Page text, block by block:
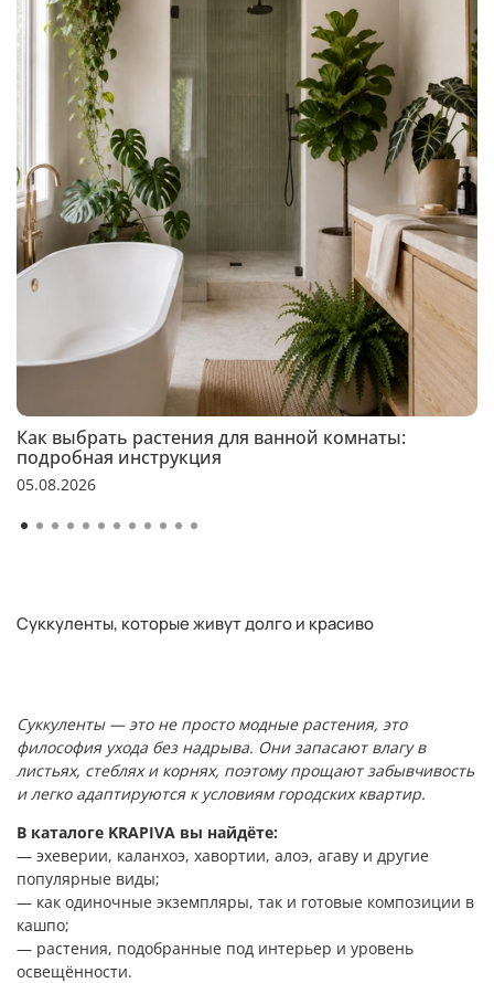
Как выбрать растения для ванной комнаты:
подробная инструкция
05.08.2026
Суккуленты, которые живут долго и красиво
Суккуленты — это не просто модные растения, это
философия ухода без надрыва. Они запасают влагу в
листьях, стеблях и корнях, поэтому прощают забывчивость
и легко адаптируются к условиям городских квартир.
В каталоге KRAPIVA вы найдёте:
— эхеверии, каланхоэ, хавортии, алоэ, агаву и другие
популярные виды;
— как одиночные экземпляры, так и готовые композиции в
кашпо;
— растения, подобранные под интерьер и уровень
освещённости.